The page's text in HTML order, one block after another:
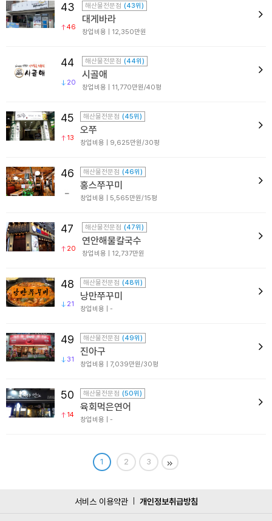
43
46
해산물전문점 (43위)
대게바라
창업비용 | 12,350만원
44
20
해산물전문점 (44위)
시골애
창업비용 | 11,770만원/40평
45
13
해산물전문점 (45위)
오쭈
창업비용 | 9,625만원/30평
46 해산물전문점 (46위)
홍스쭈꾸미
창업비용 | 5,565만원/15평
47
20
해산물전문점 (47위)
연안해물칼국수
창업비용 | 12,737만원
48
21
해산물전문점 (48위)
낭만쭈꾸미
창업비용 | -
49
31
해산물전문점 (49위)
진아구
창업비용 | 7,039만원/30평
50
14
해산물전문점 (50위)
육회먹은연어
창업비용 | -
1 2 3
서비스 이용약관 개인정보취급방침